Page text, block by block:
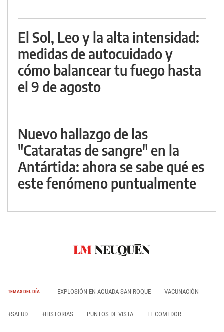
El Sol, Leo y la alta intensidad:
medidas de autocuidado y
cómo balancear tu fuego hasta
el 9 de agosto
Nuevo hallazgo de las
"Cataratas de sangre" en la
Antártida: ahora se sabe qué es
este fenómeno puntualmente
TEMAS DEL DÍA EXPLOSIÓN EN AGUADA SAN ROQUE VACUNACIÓN
+SALUD +HISTORIAS PUNTOS DE VISTA EL COMEDOR